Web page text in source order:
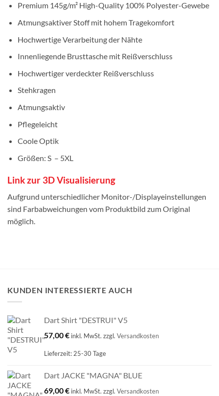
Premium 145g/m² High-Quality 100% Polyester-Gewebe
Atmungsaktiver Stoff mit hohem Tragekomfort
Hochwertige Verarbeitung der Nähte
Innenliegende Brusttasche mit Reißverschluss
Hochwertiger verdeckter Reißverschluss
Stehkragen
Atmungsaktiv
Pflegeleicht
Coole Optik
Größen: S – 5XL
Link zur 3D Visualisierung
Aufgrund unterschiedlicher Monitor-/Displayeinstellungen
sind Farbabweichungen vom Produktbild zum Original
möglich.
KUNDEN INTERESSIERTE AUCH
Dart Shirt "DESTRUI" V5
57,00€ inkl. MwSt. zzgl. Versandkosten
Lieferzeit:25-30 Tage
Dart JACKE "MAGNA" BLUE
69,00€ inkl. MwSt. zzgl. Versandkosten